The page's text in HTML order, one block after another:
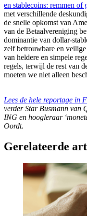
en stablecoins: remmen of
met verschillende
de snelle opkomst van
van de Betaalvereniging
dominantie van dollar-
zelf betrouwbare en
van heldere en simpele
regels, terwijl de rest van
moeten we niet alleen
Lees de hele reportage in
verder Star Busmann van
ING en hoogleraar
Oordt.
Gerelateerde